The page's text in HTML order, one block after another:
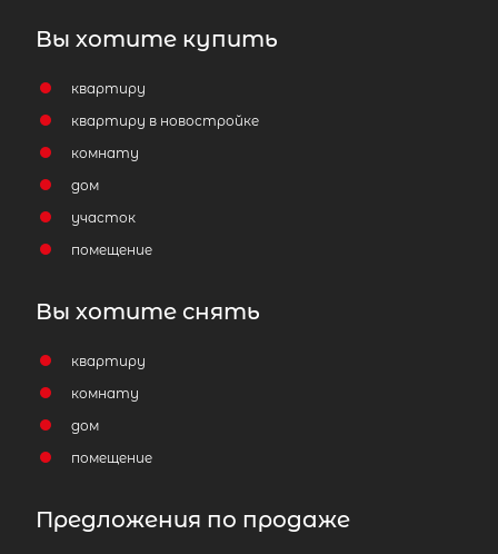
Вы хотите купить
квартиру
квартиру в новостройке
комнату
дом
участок
помещение
Вы хотите снять
квартиру
комнату
дом
помещение
Предложения по продаже